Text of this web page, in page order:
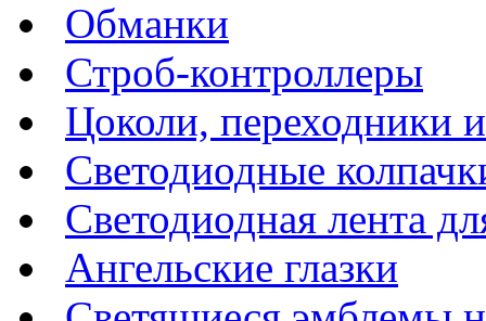
Обманки
Строб-контроллеры
Цоколи, переходники
Светодиодные
Светодиодная лента
Ангельские глазки